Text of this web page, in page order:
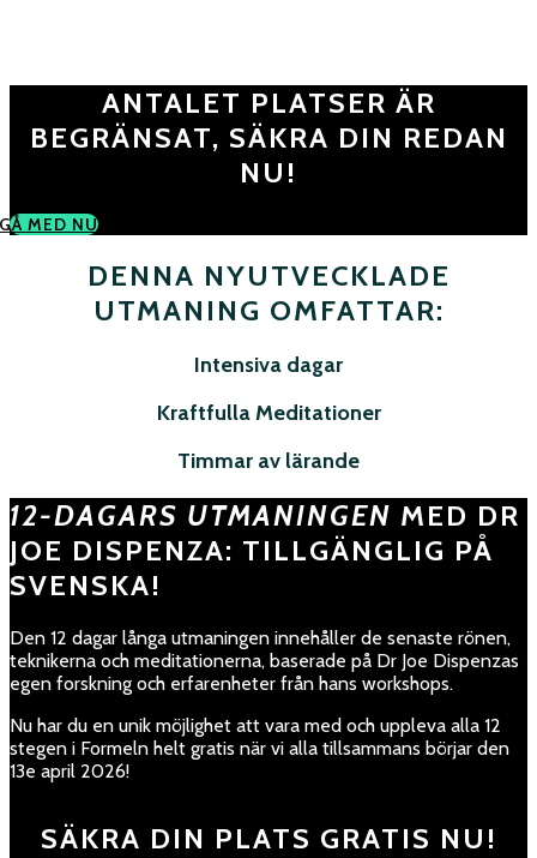
ANTALET PLATSER ÄR
BEGRÄNSAT, SÄKRA DIN REDAN
NU!
MED NU
DENNA NYUTVECKLADE
UTMANING OMFATTAR:
Intensiva dagar
Kraftfulla Meditationer
Timmar av lärande
12-DAGARS UTMANINGEN MED DR
JOE DISPENZA: TILLGÄNGLIG PÅ
SVENSKA!
Den 12 dagar långa utmaningen innehåller de senaste rönen,
teknikerna och meditationerna, baserade på Dr Joe Dispenzas
egen forskning och erfarenheter från hans workshops.
Nu har du en unik möjlighet att vara med och uppleva alla 12
stegen i Formeln helt gratis när vi alla tillsammans börjar den
13e april 2026!
SÄKRA DIN PLATS GRATIS NU!